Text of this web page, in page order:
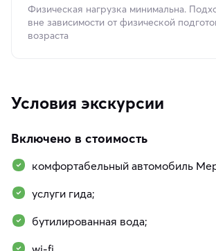
Физическая нагрузка минимальна.
вне зависимости от физической
возраста
Условия экскурсии
Включено в стоимость
комфортабельный автомобиль
услуги гида;
бутилированная вода;